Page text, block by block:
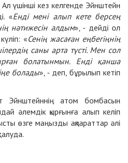
үшінші кез келгенде Эйнштейн
«Енді мені алып кете берсең
нәтижесін алдым», - дейді ол
«Сенің жасаған еңбегіңнің
саны арта түсті. Мен сол
болатынмын. Енді қанша
болады», - деп, бұрылып кетіп
Эйнштейннің атом бомбасын
әлемдік қырғынға алып келіп
өзге маңызды ақпараттар әлі